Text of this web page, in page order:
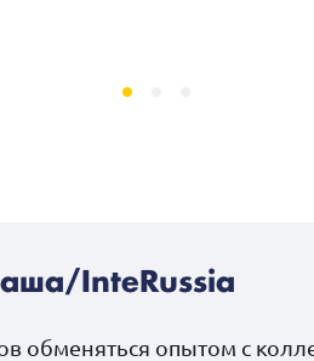
InteRussia
обменяться опытом с